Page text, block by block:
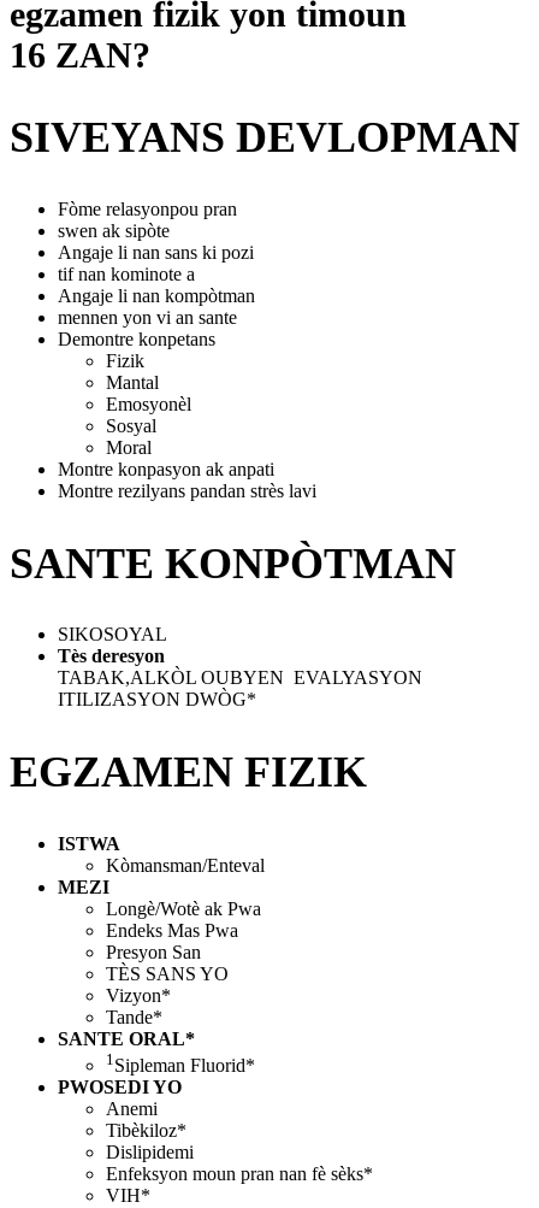
egzamen fizik yon timoun
16 ZAN?
SIVEYANS DEVLOPMAN
Fòme relasyonpou pran
swen ak sipòte
Angaje li nan sans ki pozi
tif nan kominote a
Angaje li nan kompòtman
mennen yon vi an sante
Demontre konpetans
Fizik
Mantal
Emosyonѐl
Sosyal
Moral
Montre konpasyon ak anpati
Montre rezilyans pandan strѐs lavi
SANTE KONPÒTMAN
SIKOSOYAL
Tѐs deresyon
TABAK,ALKÒL OUBYEN EVALYASYON
ITILIZASYON DWÒG*
EGZAMEN FIZIK
ISTWA
Kòmansman/Enteval
MEZI
Longè/Wotè ak Pwa
Endeks Mas Pwa
Presyon San
TЀS SANS YO
Vizyon*
Tande*
SANTE ORAL*
1Sipleman Fluorid*
PWOSEDI YO
Anemi
Tibèkiloz*
Dislipidemi
Enfeksyon moun pran nan fè sèks*
VIH*